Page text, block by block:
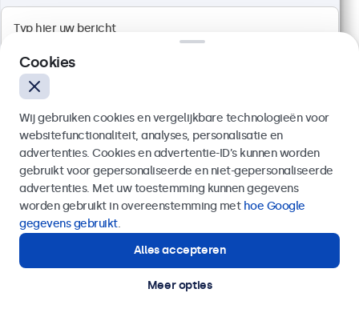
1920 x 1080 resolutie (Full HD)
Aansluitingen: HDMI, VGA, BNC, RCA
Montage: desktop, wand, inbouw
Buitenmaat: 560 x 337 x 41 mm
€ 499,00
€ 603,79 incl. btw
Bekijken
In winkelwagen
Verzenden
Of bel ons op
Hulp of advies nodig?
Direct contact met een specialist.
Cookies
Wij gebruiken cookies en vergelijkbare technologieën voor
websitefunctionaliteit, analyses, personalisatie en
advertenties. Cookies en advertentie-ID’s kunnen worden
gebruikt voor gepersonaliseerde en niet-gepersonaliseerde
advertenties. Met uw toestemming kunnen gegevens
worden gebruikt in overeenstemming met hoe Google
gegevens gebruikt.
Alles accepteren
Meer opties